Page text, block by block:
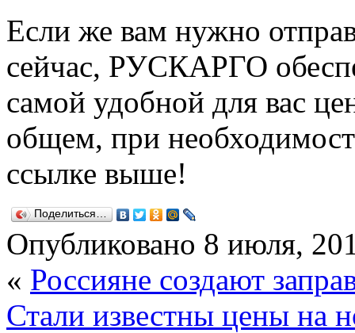
Если же вам нужно
сейчас, РУСКАРГО
самой удобной для вас
общем, при
ссылке выше!
Поделиться…
Опубликовано 8 июля,
« Россияне создают
Стали известны цены на